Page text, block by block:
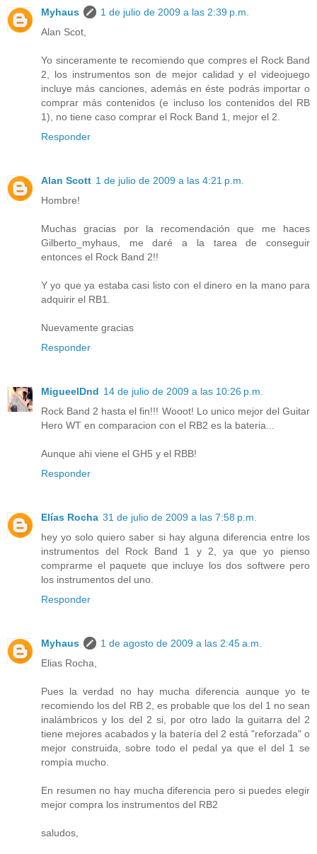
Myhaus
1 de julio de 2009 a las 2:39 p.m.
Alan Scot,
Yo sinceramente te recomiendo que compres el Rock Band
2, los instrumentos son de mejor calidad y el videojuego
incluye más canciones, además en éste podrás importar o
comprar más contenidos (e incluso los contenidos del RB
1), no tiene caso comprar el Rock Band 1, mejor el 2.
Responder
Alan Scott 1 de julio de 2009 a las 4:21 p.m.
Hombre!
Muchas gracias por la recomendación que me haces
Gilberto_myhaus, me daré a la tarea de conseguir
entonces el Rock Band 2!!
Y yo que ya estaba casi listo con el dinero en la mano para
adquirir el RB1.
Nuevamente gracias
Responder
MigueelDnd 14 de julio de 2009 a las 10:26 p.m.
Rock Band 2 hasta el fin!!! Wooot! Lo unico mejor del Guitar
Hero WT en comparacion con el RB2 es la bateria...
Aunque ahi viene el GH5 y el RBB!
Responder
Elías Rocha 31 de julio de 2009 a las 7:58 p.m.
hey yo solo quiero saber si hay alguna diferencia entre los
instrumentos del Rock Band 1 y 2, ya que yo pienso
comprarme el paquete que incluye los dos softwere pero
los instrumentos del uno.
Responder
Myhaus
1 de agosto de 2009 a las 2:45 a.m.
Elias Rocha,
Pues la verdad no hay mucha diferencia aunque yo te
recomiendo los del RB 2, es probable que los del 1 no sean
inalámbricos y los del 2 si, por otro lado la guitarra del 2
tiene mejores acabados y la batería del 2 está "reforzada" o
mejor construida, sobre todo el pedal ya que el del 1 se
rompía mucho.
En resumen no hay mucha diferencia pero si puedes elegir
mejor compra los instrumentos del RB2
saludos,